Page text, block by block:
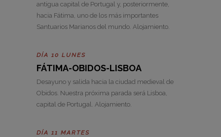
antigua capital de Portugal y, posteriormente,
hacia Fátima, uno de los más importantes
Santuarios Marianos del mundo. Alojamiento.
DÍA 10 LUNES
FÁTIMA-OBIDOS-LISBOA
Desayuno y salida hacia la ciudad medieval de
Obidos. Nuestra próxima parada será Lisboa,
capital de Portugal. Alojamiento.
DÍA 11 MARTES